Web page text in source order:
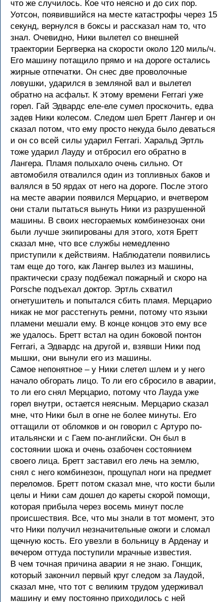
что же случилось. Кое что неясно и до сих пор.
Уотсон, появившийся на месте катастрофы через 15
секунд, вернулся в боксы и рассказал нам то, что
знал. Очевидно, Ники вылетел со внешней
траектории Бергверка на скорости около 120 миль/ч.
Его машину потащило прямо и на дороге остались
жирные отпечатки. Он снес две проволочные
ловушки, ударился в земляной вал и вылетел
обратно на асфальт. К этому времени Ferrari уже
горел. Гай Эдвардс еле-еле сумел проскочить, едва
задев Ники колесом. Следом шел Бретт Лангер и он
сказал потом, что ему просто некуда было деваться
и он со всей силы ударил Ferrari. Харальд Эртль
тоже ударил Лауду и отбросил его обратно в
Лангера. Пламя полыхало очень сильно. От
автомобиля отвалился один из топливных баков и
валялся в 50 ярдах от него на дороге. После этого
на месте аварии появился Мерцарио, и вчетвером
они стали пытаться вынуть Ники из разрушенной
машины. В своих несгораемых комбинезонах они
были лучше экипированы для этого, хотя Бретт
сказал мне, что все службы немедленно
приступили к действиям. Наблюдатели появились
там еще до того, как Лангер вылез из машины,
практически сразу подбежал пожарный и скоро на
Porsche подъехал доктор. Эртль схватил
огнетушитель и попытался сбить пламя. Мерцарио
никак не мог расстегнуть ремни, потому что языки
пламени мешали ему. В конце концов это ему все
же удалось. Бретт встал на один боковой понтон
Ferrari, а Эдвардс на другой и, взявши Ники под
мышки, они вынули его из машины.
Самое непонятное – у Ники слетел шлем и у него
начало обгорать лицо. То ли его сбросило в аварии,
то ли его снял Мерцарио, потому что Лауда уже
горел внутри, остается неясным. Мерцарио сказал
мне, что Ники был в огне не более минуты. Его
оттащили от обломков и он говорил с Артуро по-
итальянски и с Гаем по-английски. Он был в
состоянии шока и очень озабочен состоянием
своего лица. Бретт заставил его лечь на землю,
снял с него комбинезон, прощупал ноги на предмет
переломов. Бретт потом сказал мне, что кости были
целы и Ники сам дошел до кареты скорой помощи,
которая прибыла через восемь минут после
происшествия. Все, что мы знали в тот момент, это
что Ники получил незначительные ожоги и сломал
щечную кость. Его увезли в больницу в Арденау и
вечером оттуда поступили мрачные известия.
В чем точная причина аварии я не знаю. Гонщик,
который закончил первый круг следом за Лаудой,
сказал мне, что тот с великим трудом удерживал
машину и ему постоянно приходилось с ней